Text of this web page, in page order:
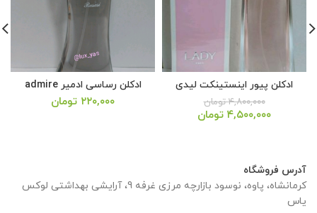
ادکلن پیور اینستینکت لیدی
۴,۸۰۰,۰۰۰ تومان
۴,۵۰۰,۰۰۰ تومان
ادکلن رساسی ادمیر admire
۲۲۰,۰۰۰ تومان
آدرس فروشگاه
کرمانشاه، پاوه، نوسود بازارچه مرزی غرفه 9، آرایشی بهداشتی لوکس
یاس